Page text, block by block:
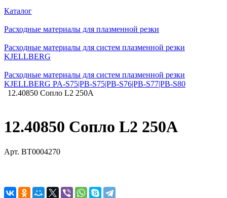
Каталог
Расходные материалы для плазменной резки
Расходные материалы для систем плазменной резки
KJELLBERG
Расходные материалы для систем плазменной резки
KJELLBERG PA-S75|PB-S75|PB-S76|PB-S77|PB-S80
12.40850 Сопло L2 250А
12.40850 Сопло L2 250А
Арт. BT0004270